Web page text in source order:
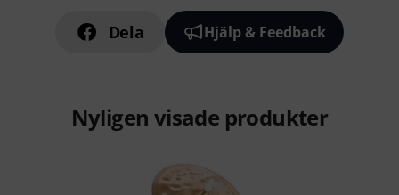
Dela Hjälp & Feedback
Nyligen visade produkter